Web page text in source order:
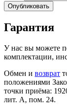
Опубликовать
Гарантия
У нас вы можете
комплектации,
Обмен и возврат
положениями
точки приёма:
лит. А, пом. 24.